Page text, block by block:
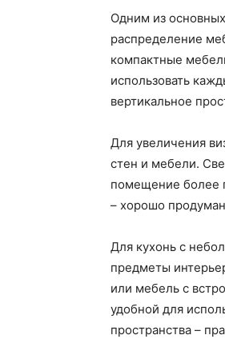
Одним из
распределение
компактные
использовать
вертикальное
Для увеличения
стен и мебели.
помещение более
– хорошо
Для кухонь с
предметы
или мебель с
удобной для
пространства –